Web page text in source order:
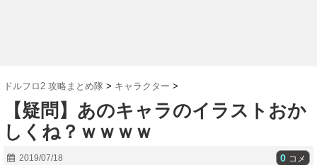
ドルフロ2 攻略まとめ隊 > キャラクター >
【疑問】あのキャラのイラストおか
しくね？ｗｗｗｗ
2019/07/18 0 コメ